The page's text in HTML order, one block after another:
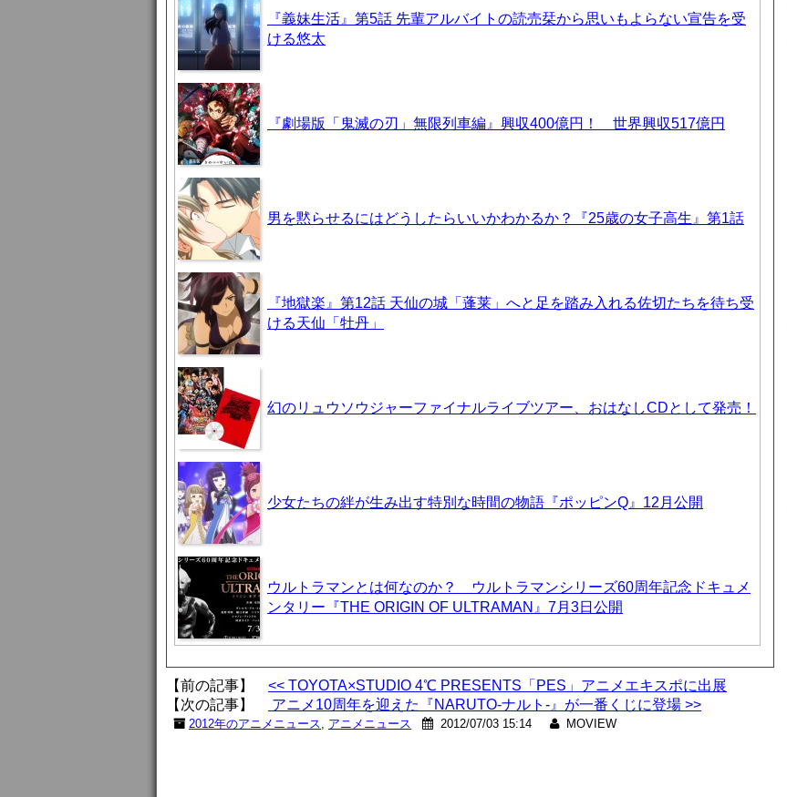
『義妹生活』第5話 先輩アルバイトの読売栞から思いもよらない宣告を受
ける悠太
『劇場版「鬼滅の刃」無限列車編』興収400億円！ 世界興収517億円
男を黙らせるにはどうしたらいいかわかるか？『25歳の女子高生』第1話
『地獄楽』第12話 天仙の城「蓬莱」へと足を踏み入れる佐切たちを待ち受
ける天仙「牡丹」
幻のリュウソウジャーファイナルライブツアー、おはなしCDとして発売！
少女たちの絆が生み出す特別な時間の物語『ポッピンQ』12月公開
ウルトラマンとは何なのか？ ウルトラマンシリーズ60周年記念ドキュメ
ンタリー『THE ORIGIN OF ULTRAMAN』7月3日公開
【前の記事】 << TOYOTA×STUDIO 4℃ PRESENTS「PES」アニメエキスポに出展
【次の記事】
アニメ10周年を迎えた『NARUTO-ナルト-』が一番くじに登場 >>
2012年のアニメニュース, アニメニュース 2012/07/03 15:14 MOVIEW